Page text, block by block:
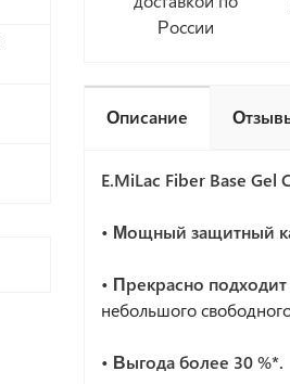
Описание
E.MiLac Fiber Base Gel
• Мощный защитный
• Прекрасно
небольшого
• Выгода более 30 %*.